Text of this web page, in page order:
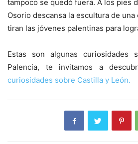
tampoco se quedó fuera. A los pies
Osorio descansa la escultura de
tiran las jóvenes palentinas para
Estas son algunas curiosidades
Palencia, te invitamos a
curiosidades sobre Castilla y León.